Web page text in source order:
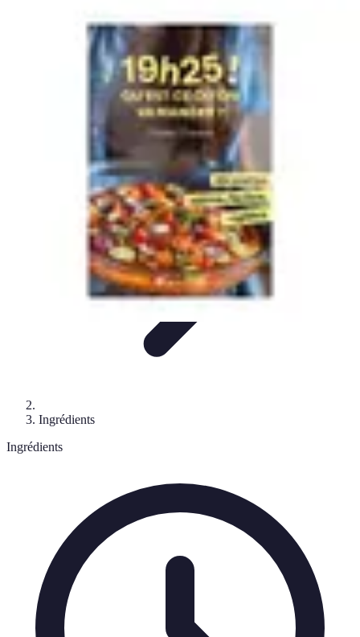
Recettes et PâtisseriesRecettes et TraditionsRecettesRecettes
Accords Mets et Vins
Cuisine Bretonne
Ingrédients
Ingrédients